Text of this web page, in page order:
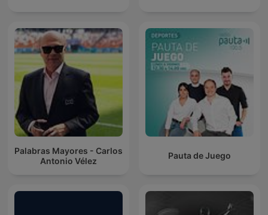
Palabras Mayores - Carlos
Antonio Vélez
Pauta de Juego